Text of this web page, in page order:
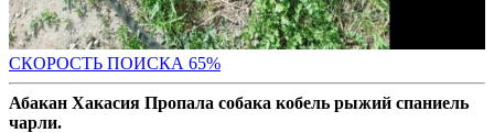
СКОРОСТЬ ПОИСКА 65%
Абакан Хакасия Пропала собака кобель рыжий спаниель
чарли.